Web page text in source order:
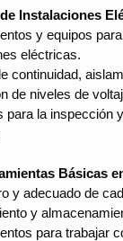
Instalaciones
y equipos
eléctricas.
continuidad,
de niveles de
para la inspección
Básicas
y adecuado de
y
para trabajar